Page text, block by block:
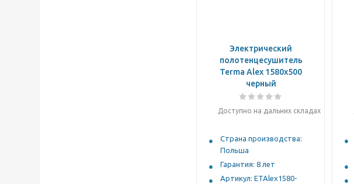
Электрический
полотенцесушитель
Terma Alex 1580x500
черный
Доступно на дальних складах
Страна производства:
Польша
Гарантия: 8 лет
Артикул: ETAlex1580-